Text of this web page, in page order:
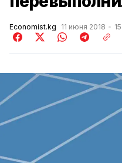
Economist.kg 11 июня 2018